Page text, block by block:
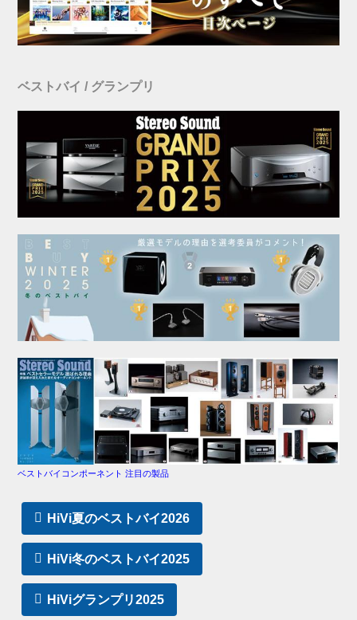
ベストバイ / グランプリ
ベストバイコンポーネント 注目の製品
HiVi夏のベストバイ2026
HiVi冬のベストバイ2025
HiViグランプリ2025